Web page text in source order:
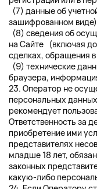
(7) данные об
зашифрованном
(8) сведения об
на Сайте (включая
сделках, обращения
(9) технические
браузера,
23. Оператор не
персональных
рекомендует
Ответственность за
приобретение ими
представителях
младше 18 лет,
законных
какую-либо